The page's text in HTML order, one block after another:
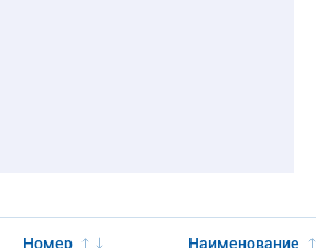
Номер Наименование